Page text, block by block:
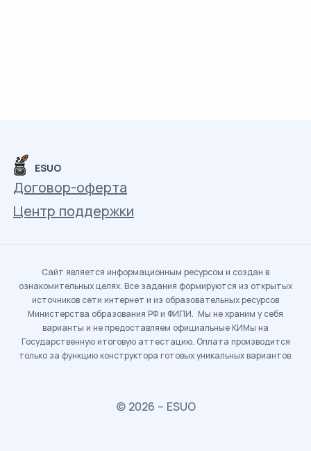
ESUO
Договор-оферта
Центр поддержки
Сайт является информационным ресурсом и создан в
ознакомительных целях. Все задания формируются из открытых
источников сети интернет и из образовательных ресурсов
Министерства образования РФ и ФИПИ. Мы не храним у себя
варианты и не предоставляем официальные КИМы на
Государственную итоговую аттестацию. Оплата производится
только за функцию конструктора готовых уникальных вариантов.
© 2026 – ESUO